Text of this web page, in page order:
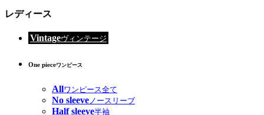
レディース
Vintageヴィンテージ
One pieceワンピース
Allワンピース全て
No sleeveノースリーブ
Half sleeve半袖